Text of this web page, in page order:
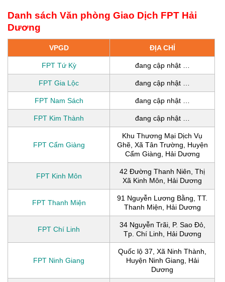
Danh sách Văn phòng Giao Dịch FPT Hải
Dương
VPGD ĐỊA CHỈ
FPT Tứ Kỳ đang cập nhật …
FPT Gia Lộc đang cập nhật …
FPT Nam Sách đang cập nhật …
FPT Kim Thành đang cập nhật …
FPT Cẩm Giàng
Khu Thương Mại Dịch Vụ
Ghẽ, Xã Tân Trường, Huyện
Cẩm Giàng, Hải Dương
FPT Kinh Môn
42 Đường Thanh Niên, Thị
Xã Kinh Môn, Hải Dương
FPT Thanh Miện
91 Nguyễn Lương Bằng, TT.
Thanh Miện, Hải Dương
FPT Chí Linh
34 Nguyễn Trãi, P. Sao Đỏ,
Tp. Chí Linh, Hải Dương
FPT Ninh Giang
Quốc lộ 37, Xã Ninh Thành,
Huyện Ninh Giang, Hải
Dương